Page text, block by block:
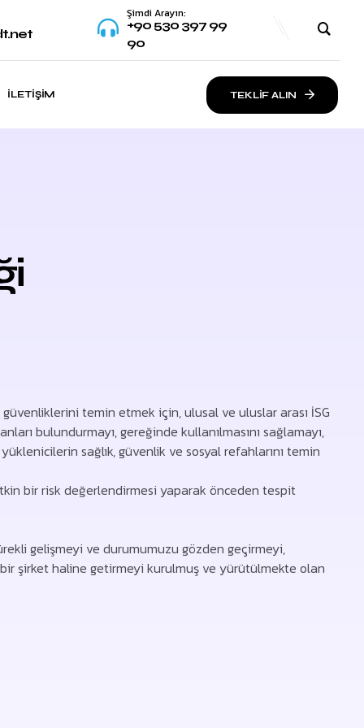
Şimdi Arayın:
+90 530 397 99
90
İLETIŞIM TEKLİF ALIN
temin etmek için, ulusal ve uluslar arası İSG
bulundurmayı, gereğinde kullanılmasını sağlamayı,
sağlık, güvenlik ve sosyal refahlarını temin
bir risk değerlendirmesi yaparak önceden tespit
gelişmeyi ve durumumuzu gözden geçirmeyi,
bir şirket haline getirmeyi kurulmuş ve yürütülmekte olan